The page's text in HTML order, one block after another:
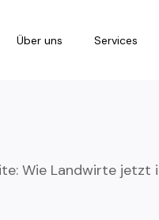
Über uns Services
Wie Landwirte jetzt